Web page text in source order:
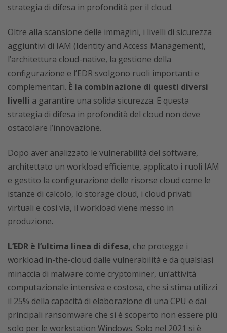
strategia di difesa in profondità per il cloud.
Oltre alla scansione delle immagini, i livelli di sicurezza
aggiuntivi di IAM (Identity and Access Management),
l’architettura cloud-native, la gestione della
configurazione e l’EDR svolgono ruoli importanti e
complementari. È la combinazione di questi diversi
livelli a garantire una solida sicurezza. E questa
strategia di difesa in profondità del cloud non deve
ostacolare l’innovazione.
Dopo aver analizzato le vulnerabilità del software,
architettato un workload efficiente, applicato i ruoli IAM
e gestito la configurazione delle risorse cloud come le
istanze di calcolo, lo storage cloud, i cloud privati
virtuali e così via, il workload viene messo in
produzione.
L’EDR è l’ultima linea di difesa, che protegge i
workload in-the-cloud dalle vulnerabilità e da qualsiasi
minaccia di malware come cryptominer, un’attività
computazionale intensiva e costosa, che si stima utilizzi
il 25% della capacità di elaborazione di una CPU e dai
principali ransomware che si è scoperto non essere più
solo per le workstation Windows. Solo nel 2021 si è